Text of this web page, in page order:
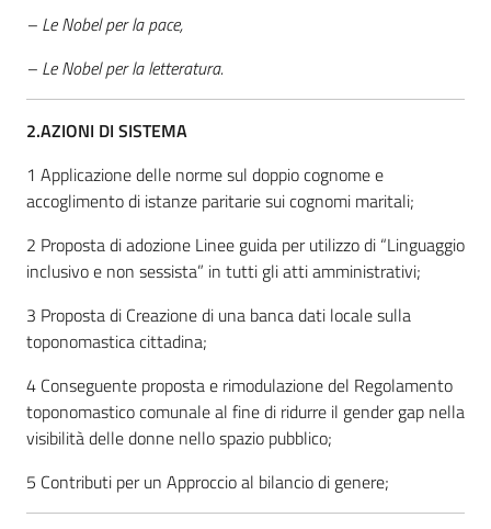
– Le Nobel per la pace,
– Le Nobel per la letteratura.
2.AZIONI DI SISTEMA
1 Applicazione delle norme sul doppio cognome e
accoglimento di istanze paritarie sui cognomi maritali;
2 Proposta di adozione Linee guida per utilizzo di “Linguaggio
inclusivo e non sessista” in tutti gli atti amministrativi;
3 Proposta di Creazione di una banca dati locale sulla
toponomastica cittadina;
4 Conseguente proposta e rimodulazione del Regolamento
toponomastico comunale al fine di ridurre il gender gap nella
visibilità delle donne nello spazio pubblico;
5 Contributi per un Approccio al bilancio di genere;